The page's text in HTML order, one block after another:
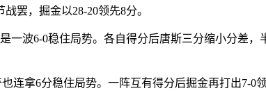
罢，掘金以28-20领先8分。
波6-0稳住局势。各自得分后唐斯三分缩小分差，
连拿6分稳住局势。一阵互有得分后掘金再打出7-0